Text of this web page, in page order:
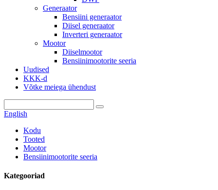
Generaator
Bensiini generaator
Diisel generaator
Inverteri generaator
Mootor
Diiselmootor
Bensiinimootorite seeria
Uudised
KKK-d
Võtke meiega ühendust
English
Kodu
Tooted
Mootor
Bensiinimootorite seeria
Kategooriad